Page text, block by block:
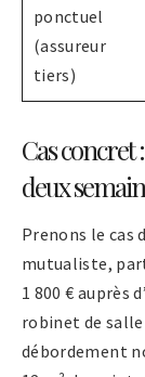
ponctuel
(assureur
tiers)
Cas concret
deux
Prenons le cas
mutualiste,
1 800 € auprès
robinet de
débordement